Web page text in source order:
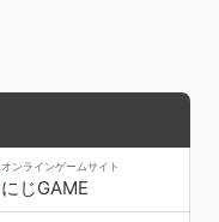
オンラインゲームサイト
にじGAME